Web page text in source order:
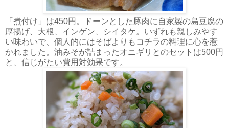
「煮付け」は450円。ドーンとした豚肉に自家製の島豆腐の
厚揚げ、大根、インゲン、シイタケ。いずれも親しみやす
い味わいで、個人的にはそばよりもコチラの料理に心を惹
かれました。油みそが詰まったオニギリとのセットは500円
と、信じがたい費用対効果です。